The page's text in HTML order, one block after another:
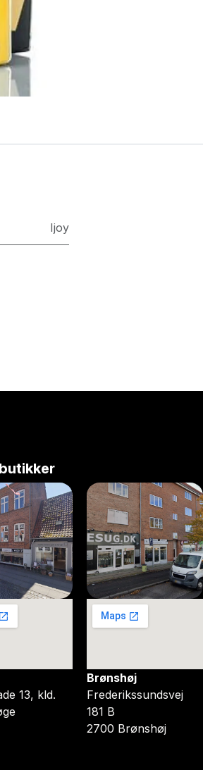
Ijoy
13, kld.
Brønshøj
Frederikssundsvej
181 B
2700 Brønshøj